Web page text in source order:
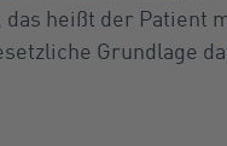
heißt der Patient
Grundlage